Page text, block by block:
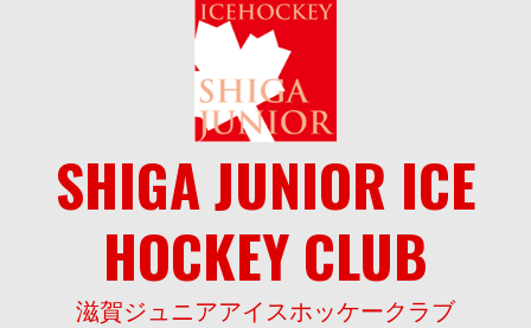
SHIGA JUNIOR ICE
HOCKEY CLUB
滋賀ジュニアアイスホッケークラブ